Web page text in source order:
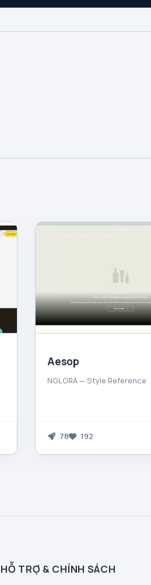
Aesop
NGLORA — Style Reference
78 192
HỖ TRỢ & CHÍNH SÁCH